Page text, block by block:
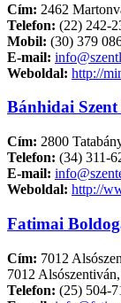
Cím: 2462
Telefon: (22) 242-
Mobil: (30) 379
E-mail:
Weboldal: http://
Bánhidai
Cím: 2800
Telefon: (34) 311-
E-mail:
Weboldal: http://
Fatimai
Cím: 7012
7012
Telefon: (25) 504-